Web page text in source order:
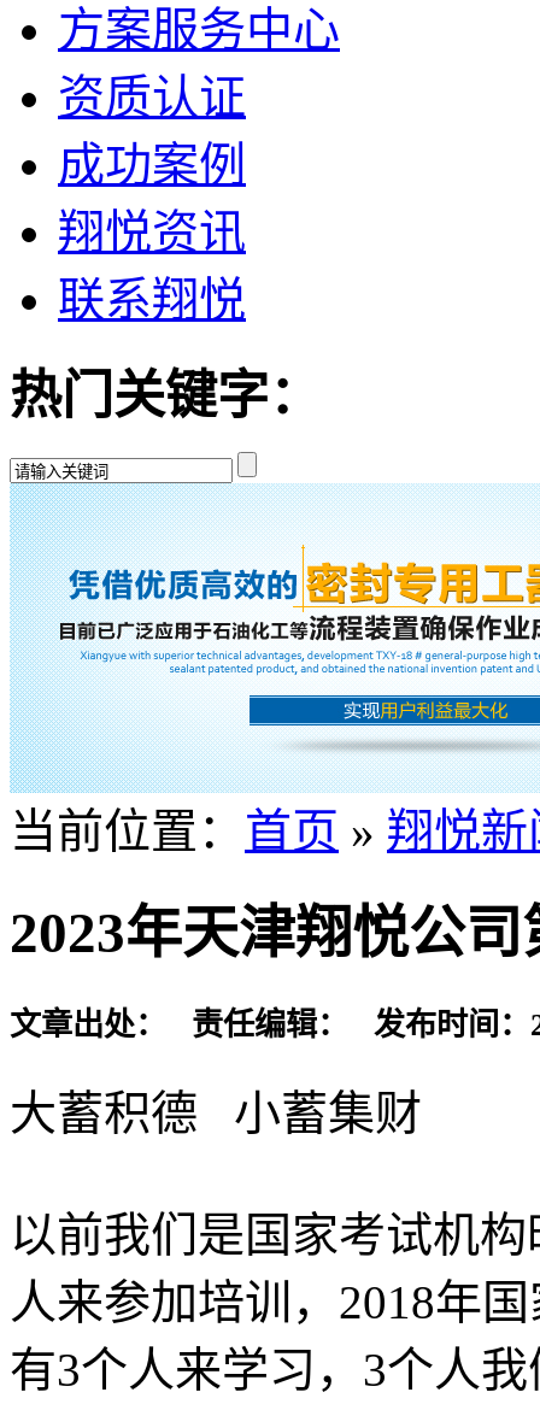
方案服务中心
资质认证
成功案例
翔悦资讯
联系翔悦
热门关键字：
当前位置： 首页 » 翔悦
2023年天津翔悦公
文章出处： 责任编辑： 发布时间：
大蓄积德 小蓄集财
以前我们是国家考试机
人来参加培训，2018年
有3个人来学习，3个人